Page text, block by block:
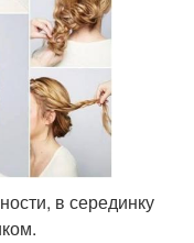
в серединку